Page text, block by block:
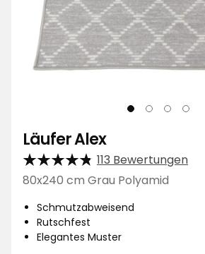
Läufer Alex
113 Bewertungen
80x240 cm Grau Polyamid
Schmutzabweisend
Rutschfest
Elegantes Muster